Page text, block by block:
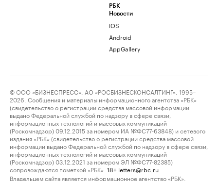
РБК
Новости
iOS
Android
AppGallery
© ООО «БИЗНЕСПРЕСС», АО «РОСБИЗНЕСКОНСАЛТИНГ», 1995–
2026. Сообщения и материалы информационного агентства «РБК»
(свидетельство о регистрации средства массовой информации
выдано Федеральной службой по надзору в сфере связи,
информационных технологий и массовых коммуникаций
(Роскомнадзор) 09.12.2015 за номером ИА №ФС77-63848) и сетевого
издания «РБК» (свидетельство о регистрации средства массовой
информации выдано Федеральной службой по надзору в сфере связи,
информационных технологий и массовых коммуникаций
(Роскомнадзор) 03.12.2021 за номером ЭЛ №ФС77-82385)
сопровождаются пометкой «РБК».
18+ letters@rbc.ru
Владельцем сайта является информационное агентство «РБК».